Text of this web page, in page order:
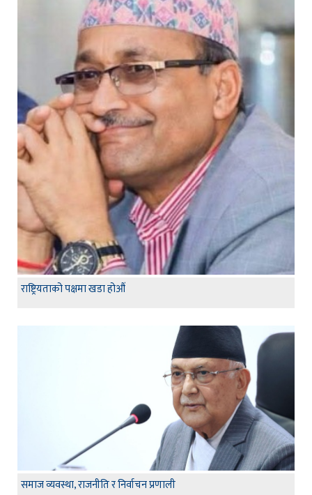
राष्ट्रियताको पक्षमा खडा होऔं
समाज व्यवस्था, राजनीति र निर्वाचन प्रणाली